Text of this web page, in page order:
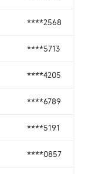
****2568
****5713
****4205
****6789
****5191
****0857